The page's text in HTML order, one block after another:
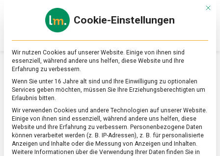
Online-
Magazin
zu
&
Ernährung
SCHLAGWORT:ENERGIEPOLITIK
Mit
Cookie-Einstellungen
Wir nutzen Cookies auf unserer Website. Einige von ihnen sind
essenziell, während andere uns helfen, diese Website und Ihre
Erfahrung zu verbessern.
Wenn Sie unter 16 Jahre alt sind und Ihre Einwilligung zu optionalen
Services geben möchten, müssen Sie Ihre Erziehungsberechtigten um
Erlaubnis bitten.
Wir verwenden Cookies und andere Technologien auf unserer Website.
Einige von ihnen sind essenziell, während andere uns helfen, diese
Website und Ihre Erfahrung zu verbessern. Personenbezogene Daten
können verarbeitet werden (z. B. IP-Adressen), z. B. für personalisierte
Anzeigen und Inhalte oder die Messung von Anzeigen und Inhalten.
Weitere Informationen über die Verwendung Ihrer Daten finden Sie in